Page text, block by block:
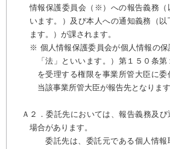
情報保護委員会（※）への報告義務（
います。）及び本人への通知義務（
ます。）が課されます。
※ 個人情報保護委員会が個人情報の
「法」といいます。）第１５０条
を受理する権限を事業所管大臣に委
当該事業所管大臣が報告先となります
Ａ２．委託先においては、報告義務及
場合があります。
委託先は、委託元である個人情報